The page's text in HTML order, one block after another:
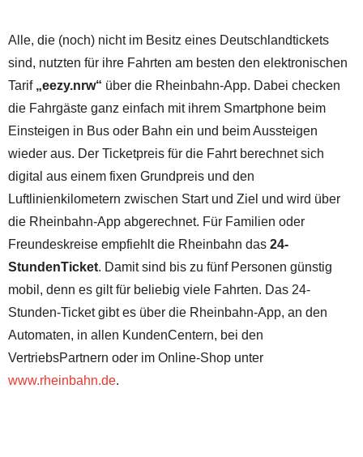
Alle, die (noch) nicht im Besitz eines Deutschlandtickets
sind, nutzten für ihre Fahrten am besten den elektronischen
Tarif „eezy.nrw“ über die Rheinbahn-App. Dabei checken
die Fahrgäste ganz einfach mit ihrem Smartphone beim
Einsteigen in Bus oder Bahn ein und beim Aussteigen
wieder aus. Der Ticketpreis für die Fahrt berechnet sich
digital aus einem fixen Grundpreis und den
Luftlinienkilometern zwischen Start und Ziel und wird über
die Rheinbahn-App abgerechnet. Für Familien oder
Freundeskreise empfiehlt die Rheinbahn das 24-
StundenTicket. Damit sind bis zu fünf Personen günstig
mobil, denn es gilt für beliebig viele Fahrten. Das 24-
Stunden-Ticket gibt es über die Rheinbahn-App, an den
Automaten, in allen KundenCentern, bei den
VertriebsPartnern oder im Online-Shop unter
www.rheinbahn.de.